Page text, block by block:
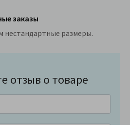
заказы
нестандартные размеры.
отзыв о товаре